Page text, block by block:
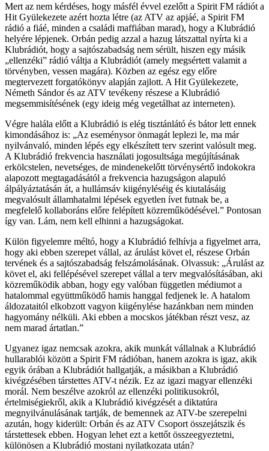
Mert az nem kérdéses, hogy másfél évvel ezelőtt a Spirit FM rádiót a
Hit Gyülekezete azért hozta létre (az ATV az apjáé, a Spirit FM
rádió a fiáé, minden a családi maffiában marad), hogy a Klubrádió
helyére lépjenek. Orbán pedig azzal a hazug látszattal nyírta ki a
Klubrádiót, hogy a sajtószabadság nem sérült, hiszen egy másik
„ellenzéki” rádió váltja a Klubrádiót (amely megsértett valamit a
törvényben, vessen magára). Közben az egész egy előre
megtervezett forgatókönyv alapján zajlott. A Hit Gyülekezete,
Németh Sándor és az ATV tevékeny részese a Klubrádió
megsemmisítésének (egy ideig még vegetálhat az interneten).
Végre halála előtt a Klubrádió is elég tisztánlátó és bátor lett ennek
kimondásához is: „Az eseménysor önmagát leplezi le, ma már
nyilvánvaló, minden lépés egy elkészített terv szerint valósult meg.
A Klubrádió frekvencia használati jogosultsága megújításának
erkölcstelen, nevetséges, de mindenekelőtt törvénysértő indokokra
alapozott megtagadásától a frekvencia hazugságon alapuló
álpályáztatásán át, a hullámsáv kiigényléséig és kiutalásáig
megvalósult államhatalmi lépések egyetlen ívet futnak be, a
megfelelő kollaboráns előre felépített közreműködésével.” Pontosan
így van. Lám, nem kell elhinni a hazugságokat.
Külön figyelemre méltó, hogy a Klubrádió felhívja a figyelmet arra,
hogy aki ebben szerepet vállal, az árulást követ el, részese Orbán
tervének és a sajtószabadság felszámolásának. Olvassuk: „Árulást az
követ el, aki fellépésével szerepet vállal a terv megvalósításában, aki
közreműködik abban, hogy egy valóban független médiumot a
hatalommal együttműködő hamis hanggal fedjenek le. A hatalom
áldozataitól elkobzott vagyon kiigénylése hazánkban nem minden
hagyomány nélküli. Aki ebben a mocskos játékban részt vesz, az
nem marad ártatlan.”
Ugyanez igaz nemcsak azokra, akik munkát vállalnak a Klubrádió
hullarablói között a Spirit FM rádióban, hanem azokra is igaz, akik
egyik órában a Klubrádiót hallgatják, a másikban a Klubrádió
kivégzésében társtettes ATV-t nézik. Ez az igazi magyar ellenzéki
morál. Nem beszélve azokról az ellenzéki politikusokról,
értelmiségiekről, akik a Klubrádió kivégzését a diktatúra
megnyilvánulásának tartják, de bemennek az ATV-be szerepelni
azután, hogy kiderült: Orbán és az ATV Csoport összejátszik és
társtettesek ebben. Hogyan lehet ezt a kettőt összeegyeztetni,
különösen a Klubrádió mostani nyilatkozata után?